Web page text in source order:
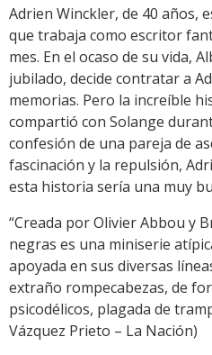
Adrien Winckler, de 40 años,
que trabaja como escritor
mes. En el ocaso de su vida,
jubilado, decide contratar a
memorias. Pero la increíble
compartió con Solange
confesión de una pareja de
fascinación y la repulsión,
esta historia sería una muy
“Creada por Olivier Abbou y
negras es una miniserie
apoyada en sus diversas
extraño rompecabezas, de
psicodélicos, plagada de
Vázquez Prieto – La Nación)